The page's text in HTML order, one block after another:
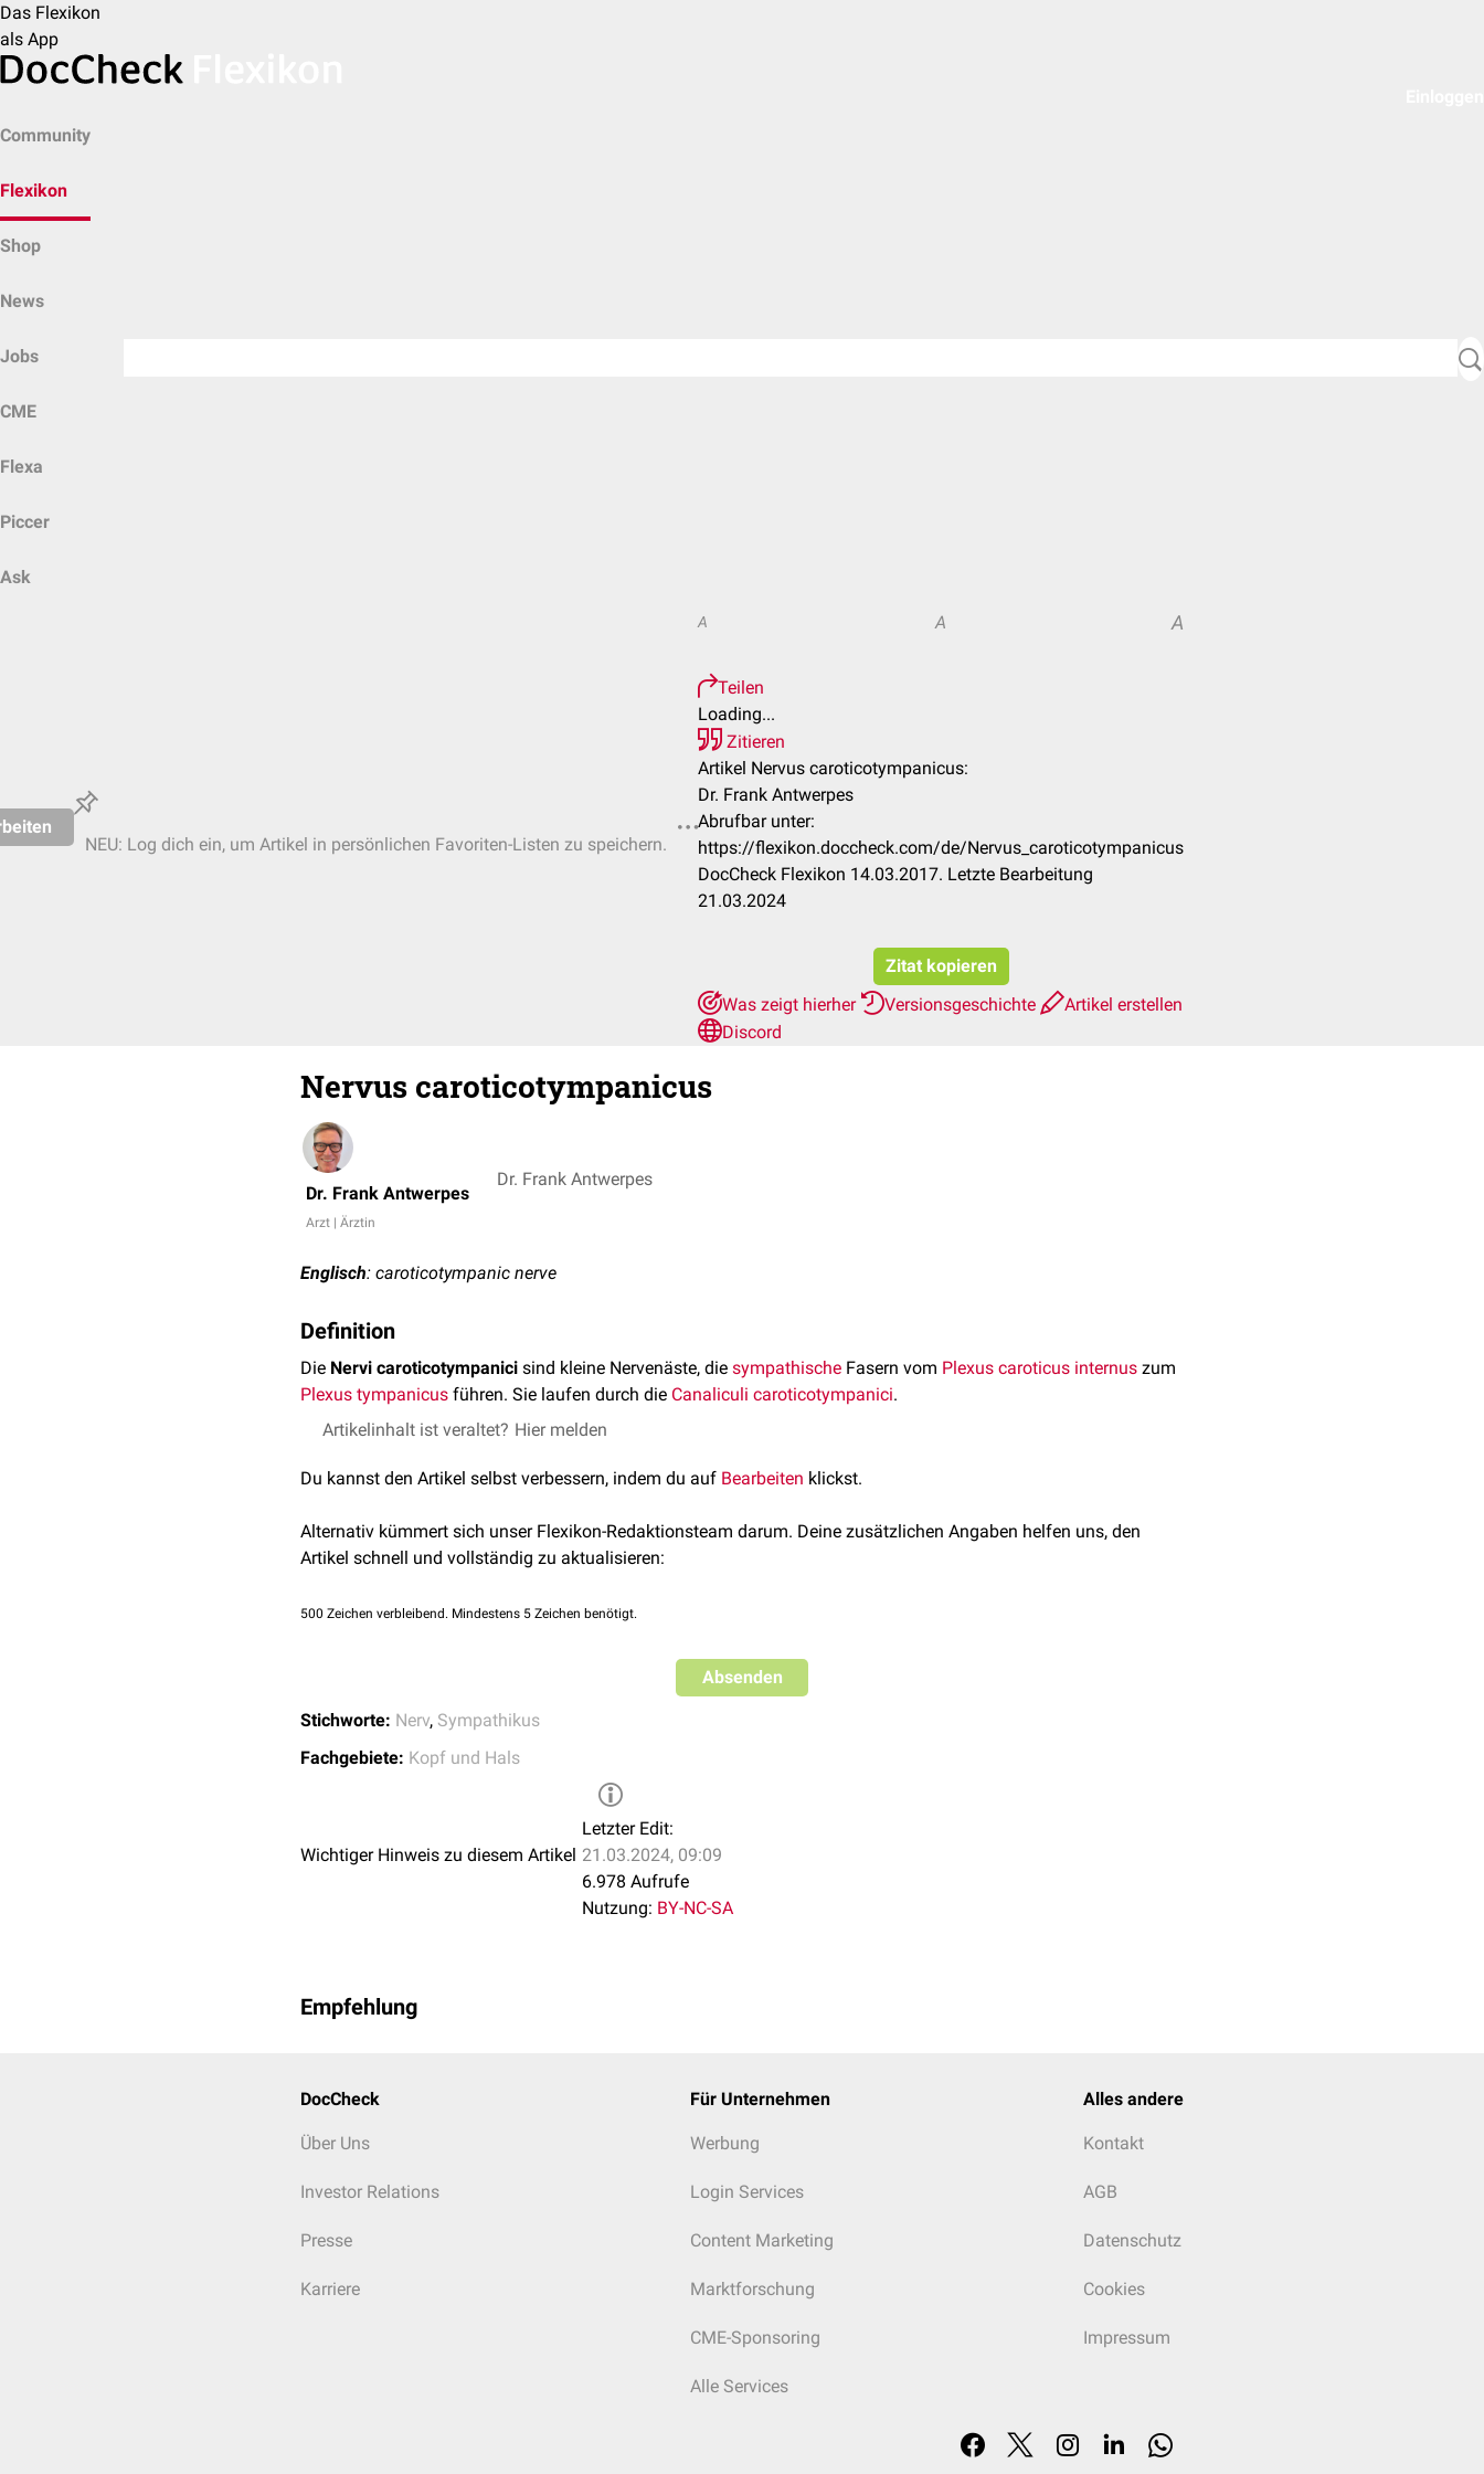
Das Flexikon
als App
Community
Flexikon
Shop
News
Jobs
CME
Flexa
Piccer
Ask
NEU: Log dich ein, um Artikel in persönlichen Favoriten-Listen zu speichern.
A A A
Teilen
Loading...
Zitieren
Artikel Nervus caroticotympanicus:
Dr. Frank Antwerpes
Abrufbar unter:
https://flexikon.doccheck.com/de/Nervus_caroticotympanicus
DocCheck Flexikon 14.03.2017. Letzte Bearbeitung
21.03.2024
Zitat kopieren
Was zeigt hierher
Versionsgeschichte
Artikel erstellen
Discord
Nervus caroticotympanicus
Dr. Frank Antwerpes
Arzt | Ärztin
Dr. Frank Antwerpes
Englisch: caroticotympanic nerve
Definition
Die Nervi caroticotympanici sind kleine Nervenäste, die sympathische Fasern vom Plexus caroticus internus zum
Plexus tympanicus führen. Sie laufen durch die Canaliculi caroticotympanici.
Artikelinhalt ist veraltet? Hier melden
Du kannst den Artikel selbst verbessern, indem du auf Bearbeiten klickst.
Alternativ kümmert sich unser Flexikon-Redaktionsteam darum. Deine zusätzlichen Angaben helfen uns, den
Artikel schnell und vollständig zu aktualisieren:
500 Zeichen verbleibend. Mindestens 5 Zeichen benötigt.
Absenden
Stichworte: Nerv, Sympathikus
Fachgebiete: Kopf und Hals
Wichtiger Hinweis zu diesem Artikel
Letzter Edit:
21.03.2024, 09:09
6.978 Aufrufe
Nutzung: BY-NC-SA
Empfehlung
DocCheck
Über Uns
Investor Relations
Presse
Karriere
Für Unternehmen
Werbung
Login Services
Content Marketing
Marktforschung
CME-Sponsoring
Alle Services
Alles andere
Kontakt
AGB
Datenschutz
Cookies
Impressum